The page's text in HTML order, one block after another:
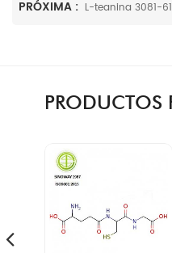
PRÓXIMA : L-teanina 3081-
PRODUCTOS